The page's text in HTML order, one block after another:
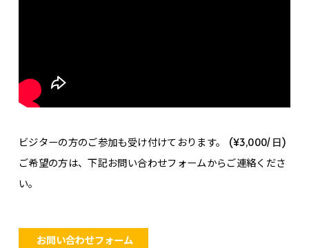
ビジターの方のご参加も受け付けております。 (¥3,000/日)
ご希望の方は、下記お問い合わせフォームからご連絡くださ
い。
お問い合わせフォーム